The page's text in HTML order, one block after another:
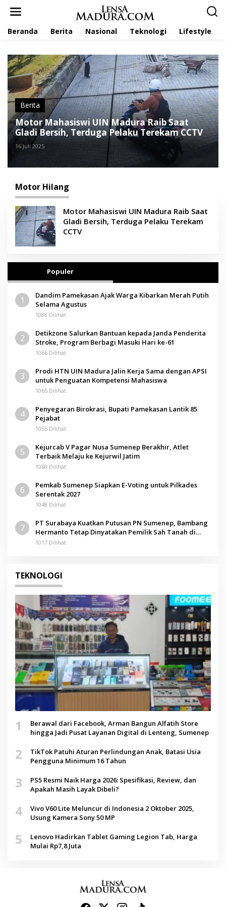
Beranda Berita Nasional Teknologi Lifestyle
Berita
Motor Mahasiswi UIN Madura Raib Saat
Gladi Bersih, Terduga Pelaku Terekam CCTV
16 Juli 2025
Motor Hilang
Motor Mahasiswi UIN Madura Raib Saat
Gladi Bersih, Terduga Pelaku Terekam
CCTV
Populer
1
Dandim Pamekasan Ajak Warga Kibarkan Merah Putih
Selama Agustus
1088 Dilihat
2
Detikzone Salurkan Bantuan kepada Janda Penderita
Stroke, Program Berbagi Masuki Hari ke-61
1066 Dilihat
3
Prodi HTN UIN Madura Jalin Kerja Sama dengan APSI
untuk Penguatan Kompetensi Mahasiswa
1065 Dilihat
4
Penyegaran Birokrasi, Bupati Pamekasan Lantik 85
Pejabat
1055 Dilihat
5
Kejurcab V Pagar Nusa Sumenep Berakhir, Atlet
Terbaik Melaju ke Kejurwil Jatim
1050 Dilihat
6
Pemkab Sumenep Siapkan E-Voting untuk Pilkades
Serentak 2027
1048 Dilihat
7
PT Surabaya Kuatkan Putusan PN Sumenep, Bambang
Hermanto Tetap Dinyatakan Pemilik Sah Tanah di
Pamolokan
1017 Dilihat
TEKNOLOGI
1
Berawal dari Facebook, Arman Bangun Alfatih Store
hingga Jadi Pusat Layanan Digital di Lenteng, Sumenep
2
TikTok Patuhi Aturan Perlindungan Anak, Batasi Usia
Pengguna Minimum 16 Tahun
3
PS5 Resmi Naik Harga 2026: Spesifikasi, Review, dan
Apakah Masih Layak Dibeli?
4
Vivo V60 Lite Meluncur di Indonesia 2 Oktober 2025,
Usung Kamera Sony 50 MP
5
Lenovo Hadirkan Tablet Gaming Legion Tab, Harga
Mulai Rp7,8 Juta